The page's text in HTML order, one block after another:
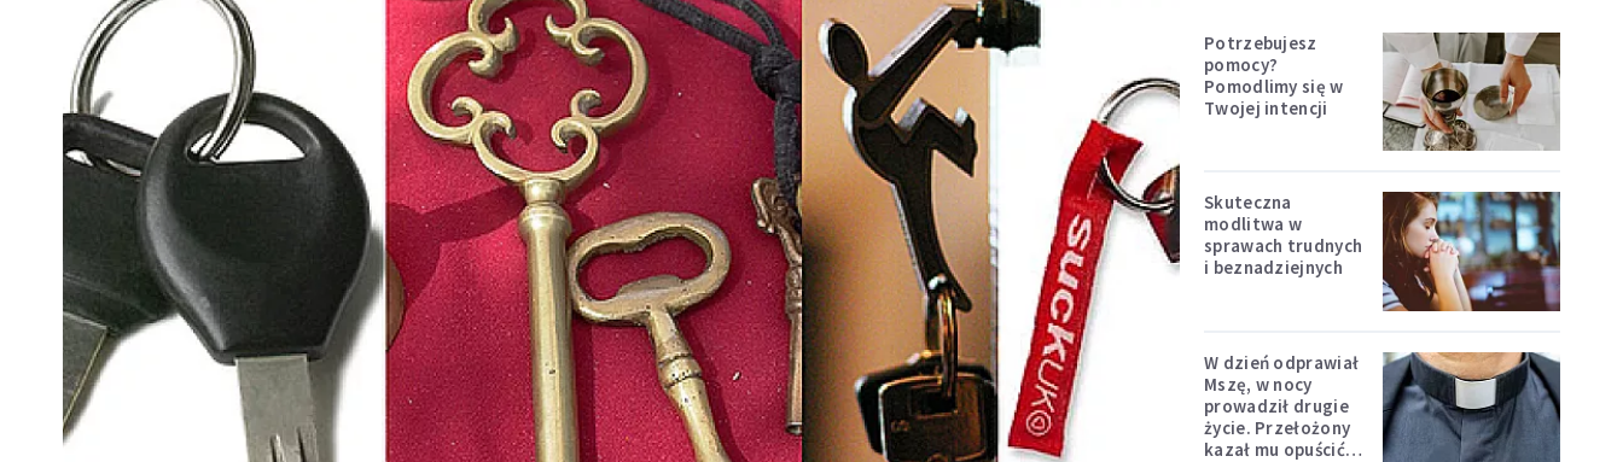
Potrzebujesz
pomocy?
Pomodlimy się w
Twojej intencji
Skuteczna
modlitwa w
sprawach trudnych
i beznadziejnych
W dzień odprawiał
Mszę, w nocy
prowadził drugie
życie. Przełożony
kazał mu opuścić